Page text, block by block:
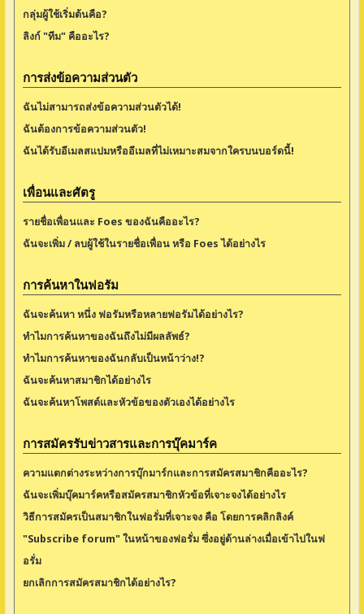
กลุ่มผู้ใช้เริ่มต้นคือ?
ลิงก์ "ทีม" คืออะไร?
การส่งข้อความส่วนตัว
ฉันไม่สามารถส่งข้อความส่วนตัวได้!
ฉันต้องการข้อความส่วนตัว!
ฉันได้รับอีเมลสแปมหรืออีเมลที่ไม่เหมาะสมจากใครบนบอร์ดนี้!
เพื่อนและศัตรู
รายชื่อเพื่อนและ Foes ของฉันคืออะไร?
ฉันจะเพิ่ม / ลบผู้ใช้ในรายชื่อเพื่อน หรือ Foes ได้อย่างไร
การค้นหาในฟอรัม
ฉันจะค้นหา หนึ่ง ฟอรัมหรือหลายฟอรัมได้อย่างไร?
ทำไมการค้นหาของฉันถึงไม่มีผลลัพธ์?
ทำไมการค้นหาของฉันกลับเป็นหน้าว่าง!?
ฉันจะค้นหาสมาชิกได้อย่างไร
ฉันจะค้นหาโพสต์และหัวข้อของตัวเองได้อย่างไร
การสมัครรับข่าวสารและการบุ๊คมาร์ค
ความแตกต่างระหว่างการบุ๊กมาร์กและการสมัครสมาชิกคืออะไร?
ฉันจะเพิ่มบุ๊คมาร์คหรือสมัครสมาชิกหัวข้อที่เจาะจงได้อย่างไร
วิธีการสมัครเป็นสมาชิกในฟอรั่มที่เจาะจง คือ โดยการคลิกลิงค์
"Subscribe forum" ในหน้าของฟอรั่ม ซึ่งอยู่ด้านล่างเมื่อเข้าไปในฟ
อรั่ม
ยกเลิกการสมัครสมาชิกได้อย่างไร?